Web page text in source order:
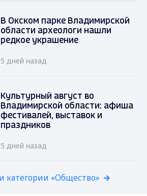
В Окском парке Владимирской
области археологи нашли
редкое украшение
5 дней назад
Культурный август во
Владимирской области: афиша
фестивалей, выставок и
праздников
5 дней назад
категории «Общество»